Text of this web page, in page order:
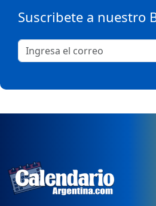
Suscribete a nuestro